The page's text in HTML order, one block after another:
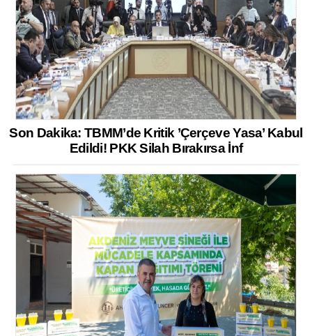
Son Dakika: TBMM’de Kritik ’Çerçeve Yasa’ Kabul
Edildi! PKK Silah Bırakırsa İnf